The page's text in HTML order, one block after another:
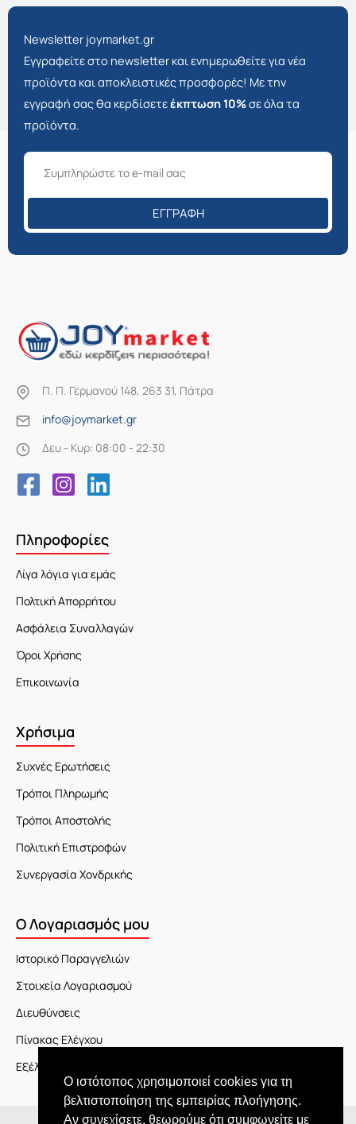
Ο ιστότοπος χρησιμοποιεί cookies για τη
βελτιστοποίηση της εμπειρίας πλοήγησης.
Αν συνεχίσετε, θεωρούμε ότι συμφωνείτε με
Newsletter joymarket.gr
Εγγραφείτε στο newsletter και ενημερωθείτε για νέα
προϊόντα και αποκλειστικές προσφορές! Με την
εγγραφή σας θα κερδίσετεέκπτωση 10%σε όλα τα
προϊόντα.
ΕΓΓΡΑΦΉ
Π. Π. Γερμανού 148, 263 31, Πάτρα
info@joymarket.gr
Δευ - Κυρ: 08:00 - 22:30
Πληροφορίες
Λίγα λόγια για εμάς
Πολτική Απορρήτου
Ασφάλεια Συναλλαγών
Όροι Χρήσης
Επικοινωνία
Χρήσιμα
Συχνές Ερωτήσεις
Τρόποι Πληρωμής
Τρόποι Αποστολής
Πολιτική Επιστροφών
Συνεργασία Χονδρικής
Ο Λογαριασμός μου
Ιστορικό Παραγγελιών
Στοιχεία Λογαριασμού
Διευθύνσεις
Πίνακας Ελέγχου
Εξέλιξη Παραγγελίας